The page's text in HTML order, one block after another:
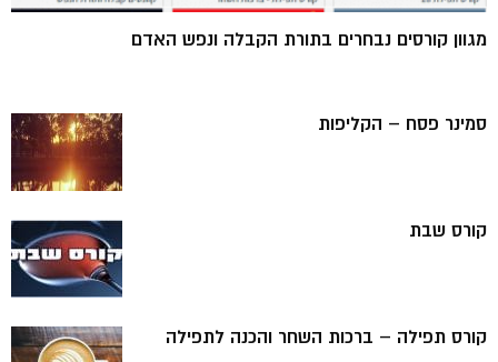
מגוון קורסים נבחרים בתורת הקבלה ונפש האדם
סמינר פסח – הקליפות
קורס שבת
קורס תפילה – ברכות השחר והכנה לתפילה